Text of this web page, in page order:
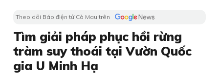
Theo dõi Báo điện tử Cà Mau trên
Tìm giải pháp phục hồi rừng
tràm suy thoái tại Vườn Quốc
gia U Minh Hạ